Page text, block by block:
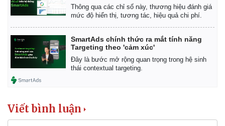
Thông qua các chỉ số này, thương hiệu đánh giá
mức độ hiển thị, tương tác, hiệu quả chi phí.
SmartAds chính thức ra mắt tính năng
Targeting theo 'cảm xúc'
Đây là bước mở rộng quan trọng trong hệ sinh
thái contextual targeting.
Viết bình luận